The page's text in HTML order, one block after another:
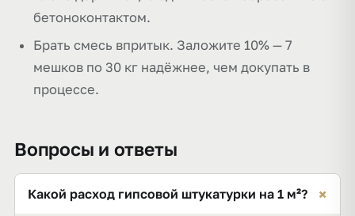
бетоноконтактом.
Брать смесь впритык. Заложите 10% — 7
мешков по 30 кг надёжнее, чем докупать в
процессе.
Вопросы и ответы
Какой расход гипсовой штукатурки на 1 м²? +